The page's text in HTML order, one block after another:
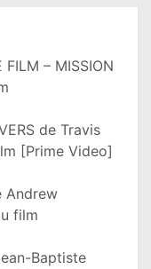
FILM – MISSION
de Travis
[Prime Video]
Andrew
film
Baptiste